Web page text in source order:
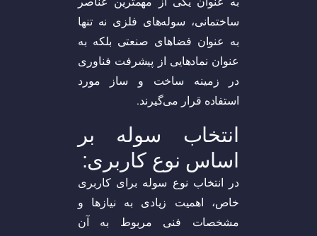
ساختمانی، سوله‌های فلزی نه تنها
به عنوان فضا‌های صنعتی بلکه به
عنوان نماد‌هایی از پیشرفت فناوری
در زمینه ساخت و ساز مورد
استفاده قرار می‌گیرند.
انتخاب سوله بر
اساس نوع کاربری:
در انتخاب نوع سوله برای کاربری
خاص، اهمیت زیادی به نیاز‌ها و
مشخصات فنی مربوط به آن